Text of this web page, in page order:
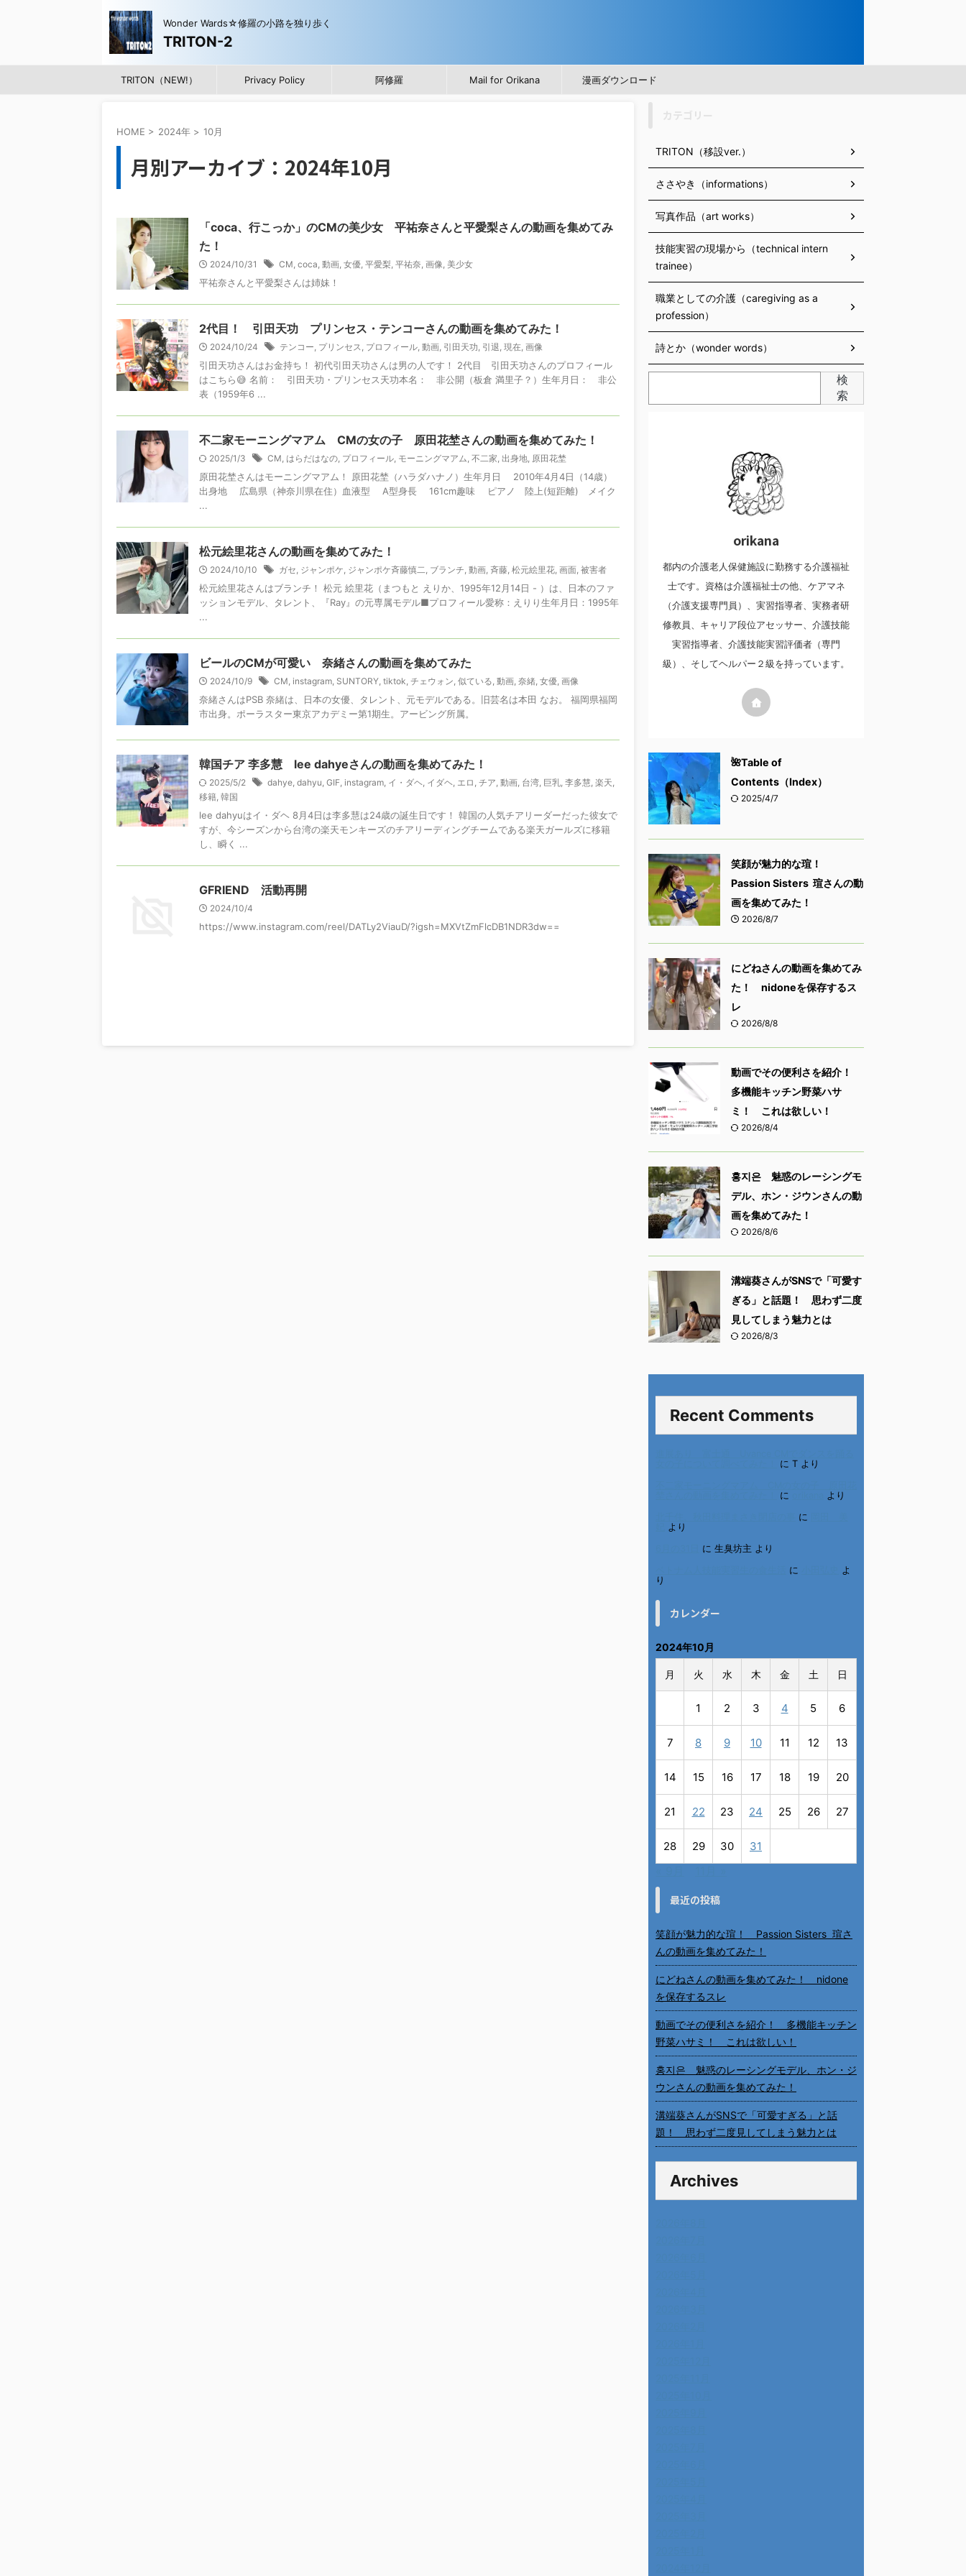
Wonder Wards☆修羅の小路を独り歩く
TRITON-2
TRITON（NEW!） Privacy Policy 阿修羅 Mail for Orikana 漫画ダウンロード
HOME > 2024年 > 10月
月別アーカイブ：2024年10月
「coca、行こっか」のCMの美少女 平祐奈さんと平愛梨さんの動画を集めてみ
た！
2024/10/31 CM, coca, 動画, 女優, 平愛梨, 平祐奈, 画像, 美少女
平祐奈さんと平愛梨さんは姉妹！
2代目！ 引田天功 プリンセス・テンコーさんの動画を集めてみた！
2024/10/24 テンコー, プリンセス, プロフィール, 動画, 引田天功, 引退, 現在, 画像
引田天功さんはお金持ち！ 初代引田天功さんは男の人です！ 2代目 引田天功さんのプロフィール
はこちら😅 名前： 引田天功・プリンセス天功本名： 非公開（板倉 満里子？）生年月日： 非公
表（1959年6 ...
不二家モーニングマアム CMの女の子 原田花埜さんの動画を集めてみた！
2025/1/3 CM, はらだはなの, プロフィール, モーニングマアム, 不二家, 出身地, 原田花埜
原田花埜さんはモーニングマアム！ 原田花埜（ハラダハナノ）生年月日 2010年4月4日（14歳）
出身地 広島県（神奈川県在住）血液型 A型身長 161cm趣味 ピアノ 陸上(短距離) メイク
...
松元絵里花さんの動画を集めてみた！
2024/10/10 ガセ, ジャンポケ, ジャンポケ斉藤慎二, ブランチ, 動画, 斉藤, 松元絵里花, 画面, 被害者
松元絵里花さんはブランチ！ 松元 絵里花（まつもと えりか、1995年12月14日 - ）は、日本のファ
ッションモデル、タレント、『Ray』の元専属モデル■プロフィール愛称：えりり生年月日：1995年
...
ビールのCMが可愛い 奈緒さんの動画を集めてみた
2024/10/9 CM, instagram, SUNTORY, tiktok, チェウォン, 似ている, 動画, 奈緒, 女優, 画像
奈緒さんはPSB 奈緒は、日本の女優、タレント、元モデルである。旧芸名は本田 なお。 福岡県福岡
市出身。ポーラスター東京アカデミー第1期生。アービング所属。
韓国チア 李多慧 lee dahyeさんの動画を集めてみた！
2025/5/2 dahye, dahyu, GIF, instagram, イ・ダヘ, イダヘ, エロ , チア, 動画, 台湾, 巨乳, 李多慧, 楽天,
移籍, 韓国
lee dahyuはイ・ダヘ 8月4日は李多慧は24歳の誕生日です！ 韓国の人気チアリーダーだった彼女で
すが、今シーズンから台湾の楽天モンキーズのチアリーディングチームである楽天ガールズに移籍
し、瞬く ...
GFRIEND 活動再開
2024/10/4
https://www.instagram.com/reel/DATLy2ViauD/?igsh=MXVtZmFlcDB1NDR3dw==
TRITON（移設ver.）
ささやき（informations）
写真作品（art works）
技能実習の現場から（technical intern
trainee）
職業としての介護（caregiving as a
profession）
詩とか（wonder words）
検
索
orikana
都内の介護老人保健施設に勤務する介護福祉
士です。資格は介護福祉士の他、ケアマネ
（介護支援専門員）、実習指導者、実務者研
修教員、キャリア段位アセッサー、介護技能
実習指導者、介護技能実習評価者（専門
級）、そしてヘルパー２級を持っています。
🌺Table of
Contents（Index）
2025/4/7
笑顔が魅力的な瑄！
Passion Sisters 瑄さんの動
画を集めてみた！
2026/8/7
にどねさんの動画を集めてみ
た！ nidoneを保存するス
レ
2026/8/8
動画でその便利さを紹介！
多機能キッチン野菜ハサ
ミ！ これは欲しい！
2026/8/4
홍지은 魅惑のレーシングモ
デル、ホン・ジウンさんの動
画を集めてみた！
2026/8/6
溝端葵さんがSNSで「可愛す
ぎる」と話題！ 思わず二度
見してしまう魅力とは
2026/8/3
Recent Comments
に T より
に
より
に
より
に 生臭坊主 より
に
よ
り
カレンダー
2024年10月
月 火 水 木 金 土 日
1 2 3 4 5 6
7 8 9 10 11 12 13
14 15 16 17 18 19 20
21 22 23 24 25 26 27
28 29 30 31
最近の投稿
笑顔が魅力的な瑄！ Passion Sisters 瑄さ
んの動画を集めてみた！
にどねさんの動画を集めてみた！ nidone
を保存するスレ
動画でその便利さを紹介！ 多機能キッチン
野菜ハサミ！ これは欲しい！
홍지은 魅惑のレーシングモデル、ホン・ジ
ウンさんの動画を集めてみた！
溝端葵さんがSNSで「可愛すぎる」と話
題！ 思わず二度見してしまう魅力とは
Archives